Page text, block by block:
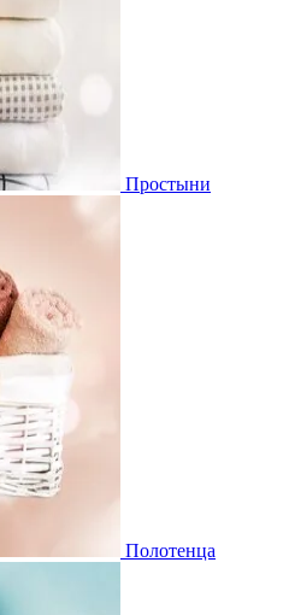
Простыни
Полотенца